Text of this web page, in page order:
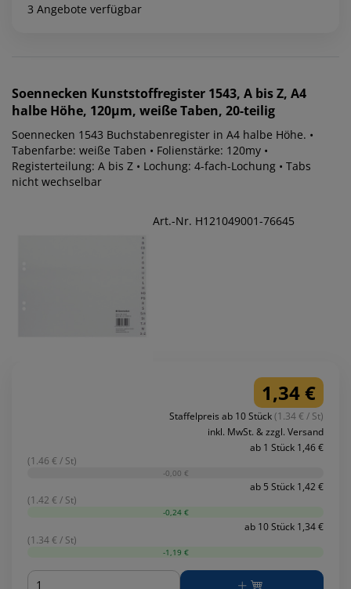
3 Angebote verfügbar
Soennecken Kunststoffregister 1543, A bis Z, A4
halbe Höhe, 120µm, weiße Taben, 20-teilig
Soennecken 1543 Buchstabenregister in A4 halbe Höhe. •
Tabenfarbe: weiße Taben • Folienstärke: 120my •
Registerteilung: A bis Z • Lochung: 4-fach-Lochung • Tabs
nicht wechselbar
Art.-Nr. H121049001-76645
1,34 €
Staffelpreis ab 10 Stück(1.34 € / St)
inkl. MwSt. & zzgl. Versand
ab 1 Stück 1,46 €
(1.46 € / St)
-0,00 €
ab 5 Stück 1,42 €
(1.42 € / St)
-0,24 €
ab 10 Stück 1,34 €
(1.34 € / St)
-1,19 €
Menge